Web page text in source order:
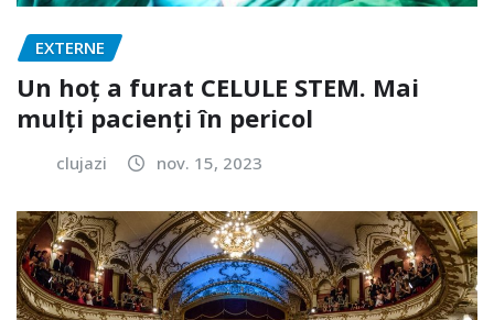
EXTERNE
Un hoț a furat CELULE STEM. Mai
mulți pacienți în pericol
clujazi nov. 15, 2023